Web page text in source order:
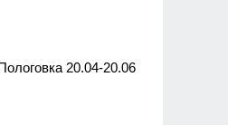
20.04-20.06